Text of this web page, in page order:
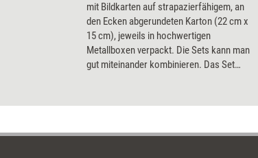
mit Bildkarten auf strapazierfähigem, an
den Ecken abgerundeten Karton (22 cm x
15 cm), jeweils in hochwertigen
Metallboxen verpackt. Die Sets kann man
gut miteinander kombinieren. Das Set
erhalten Sie zum günstigen Kombipreis von
Einzelbezug 10 Euro.